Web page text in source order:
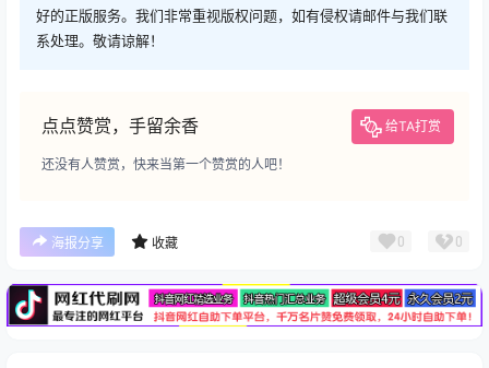
好的正版服务。我们非常重视版权问题，如有侵权请邮件与我们联
系处理。敬请谅解！
点点赞赏，手留余香 给TA打赏
还没有人赞赏，快来当第一个赞赏的人吧！
海报分享 收藏 0 0
广告